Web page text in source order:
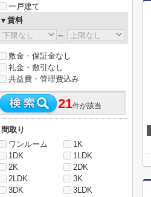
一戸建て
▼賃料
～
敷金・保証金なし
礼金・敷引なし
共益費・管理費込み
21件が該当
間取り
ワンルーム
1K
1DK
1LDK
2K
2DK
2LDK
3K
3DK
3LDK